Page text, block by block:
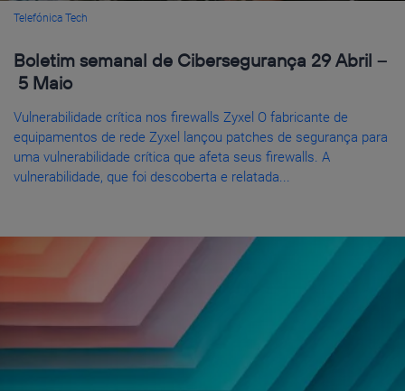
Telefónica Tech
Boletim semanal de Cibersegurança 29 Abril –
5 Maio
Vulnerabilidade crítica nos firewalls Zyxel O fabricante de
equipamentos de rede Zyxel lançou patches de segurança para
uma vulnerabilidade crítica que afeta seus firewalls. A
vulnerabilidade, que foi descoberta e relatada...